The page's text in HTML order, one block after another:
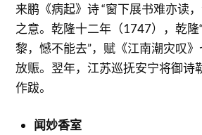
来鹏《病起》诗 “窗下展书难亦读
之意。乾隆十二年（1747），乾隆
黎，憾不能去”，赋《江南潮灾叹
放赈。翌年，江苏巡抚安宁将御诗
作跋。
闻妙香室